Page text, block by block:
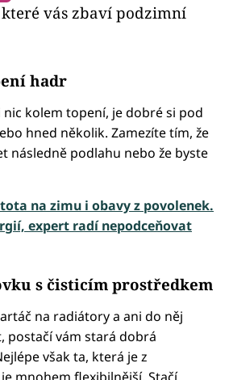
vás zbaví podzimní
hadr
nic kolem topení, je dobré si pod
hned několik. Zamezíte tím, že
následně podlahu nebo že byste
na zimu i obavy z povolenek.
expert radí nepodceňovat
s čisticím prostředkem
na radiátory a ani do něj
postačí vám stará dobrá
však ta, která je z